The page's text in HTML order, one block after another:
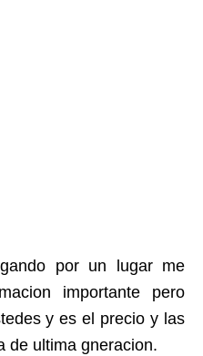
por un lugar me
importante pero
y es el precio y las
de ultima gneracion.